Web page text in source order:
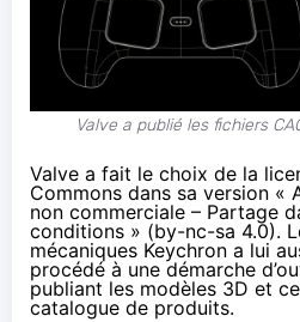
Valve a publié les fichiers
Valve a fait le choix de la
Commons dans sa version «
non commerciale – Partage
conditions » (by-nc-sa 4.0).
mécaniques Keychron a lui
procédé à une démarche
publiant les modèles 3D et
catalogue de produits.